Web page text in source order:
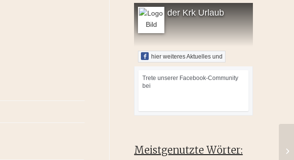
der Krk Urlaub
hier weiteres Aktuelles und
Trete unserer Facebook-Community
bei
Meistgenutzte Wörter: